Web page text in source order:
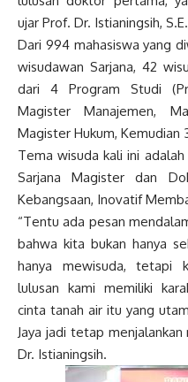
ujar Prof. Dr. Istianingsih,
Dari 994 mahasiswa yang
wisudawan Sarjana, 42
dari 4 Program Studi
Magister Manajemen,
Magister Hukum, Kemudian
Tema wisuda kali ini adalah
Sarjana Magister dan
Kebangsaan, Inovatif
“Tentu ada pesan
bahwa kita bukan hanya
hanya mewisuda, tetapi
lulusan kami memiliki
cinta tanah air itu yang
Jaya jadi tetap menjalankan
Dr. Istianingsih.